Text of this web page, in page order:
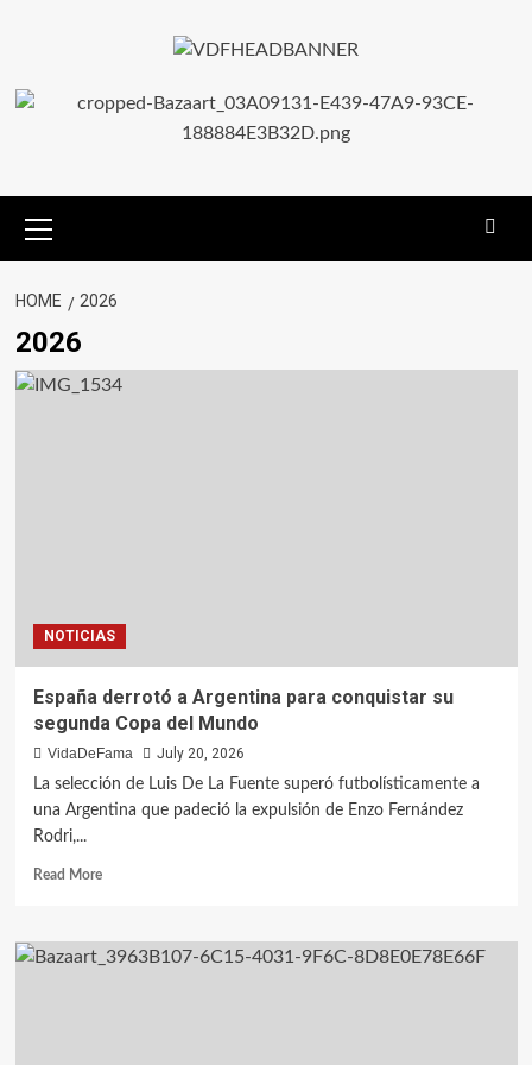
HOME 2026
2026
NOTICIAS
España derrotó a Argentina para conquistar su
segunda Copa del Mundo
VidaDeFama
July 20, 2026
La selección de Luis De La Fuente superó futbolísticamente a
una Argentina que padeció la expulsión de Enzo Fernández
Rodri,...
Read More